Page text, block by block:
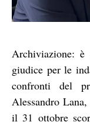
Archiviazione: è
giudice per le
confronti del
Alessandro
il 31 ottobre